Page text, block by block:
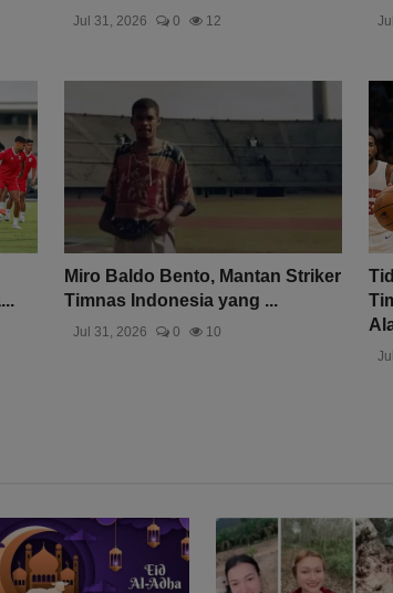
Jul 31, 2026 0 12
Miro Baldo Bento, Mantan Striker
Timnas Indonesia yang ...
Jul 31, 2026 0 10